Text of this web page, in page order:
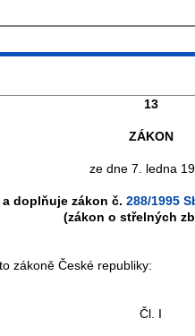
13
ZÁKON
ze dne 7. ledna
doplňuje zákon č. 288/1995
(zákon o střelných
zákoně České republiky:
Čl. I